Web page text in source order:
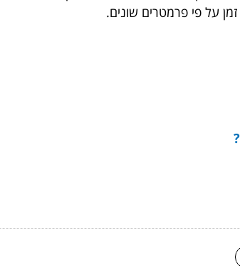
על פי פרמטרים שונים.